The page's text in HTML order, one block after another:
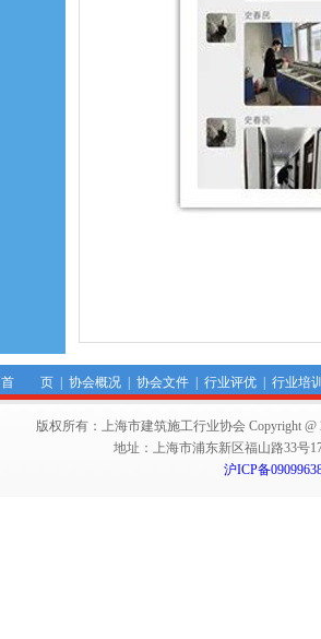
首 页| 协会概况| 协会文件| 行业评优| 行业培
版权所有：上海市建筑施工行业协会 Copyright @
地址：上海市浦东新区福山路33号
沪ICP备